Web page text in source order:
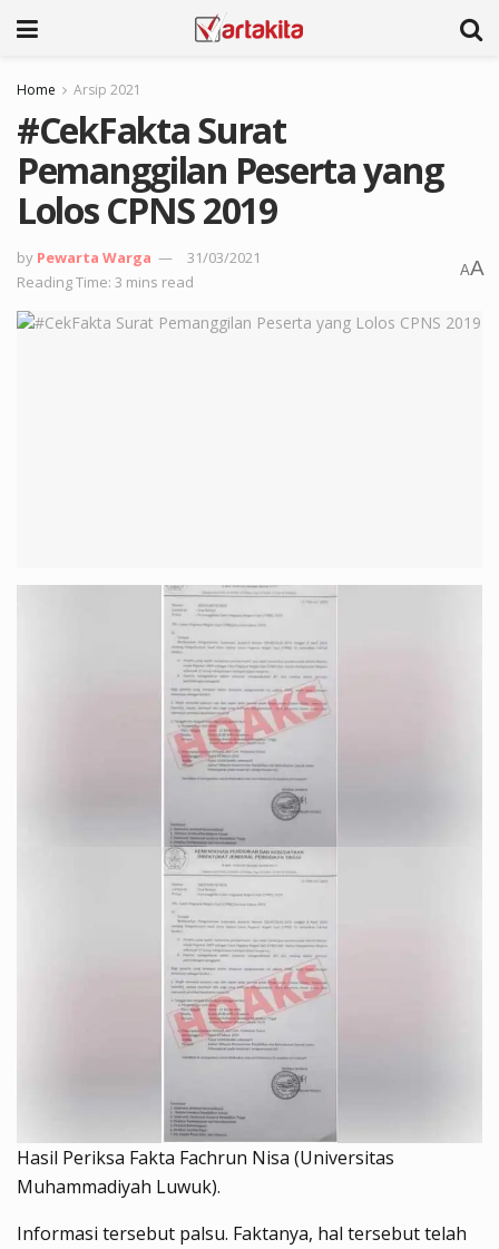
Home Arsip 2021
#CekFakta Surat
Pemanggilan Peserta yang
Lolos CPNS 2019
by Pewarta Warga
31/03/2021
Reading Time: 3 mins read
AA
Hasil Periksa Fakta Fachrun Nisa (Universitas
Muhammadiyah Luwuk).
Informasi tersebut palsu. Faktanya, hal tersebut telah